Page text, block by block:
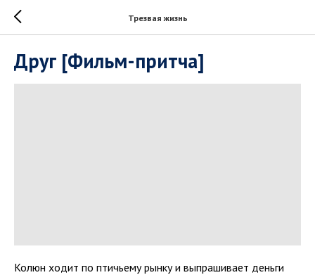
Трезвая жизнь
Друг [Фильм-притча]
Колюн ходит по птичьему рынку и выпрашивает деньги